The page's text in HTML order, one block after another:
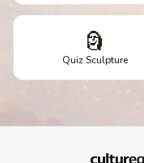
🗿
Quiz Sculpture